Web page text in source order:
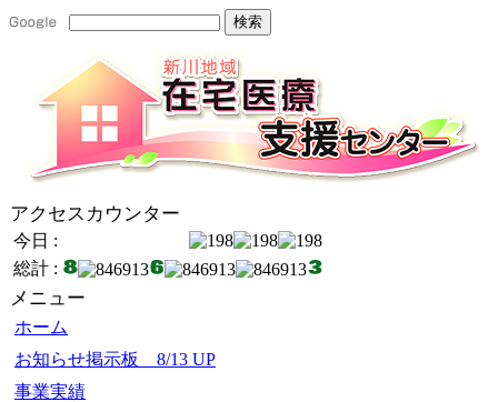
アクセスカウンター
今日 :
総計 :
メニュー
ホーム
お知らせ掲示板 8/13 UP
事業実績